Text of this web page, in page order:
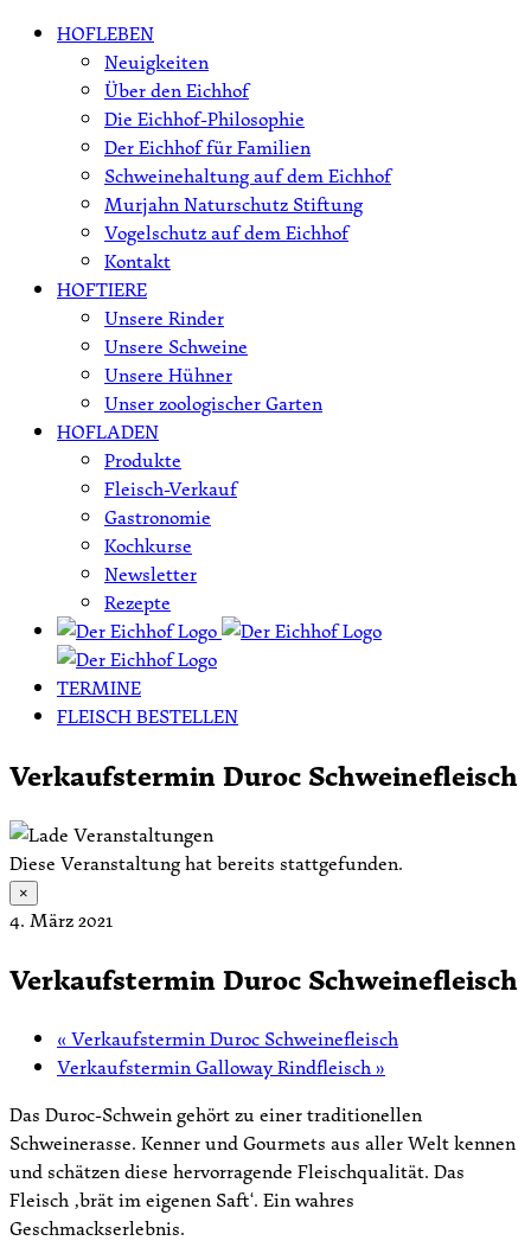
Skip HOFLEBEN
Neuigkeiten
Über den Eichhof
Die Eichhof-Philosophie
Der Eichhof für Familien
Schweinehaltung auf dem Eichhof
Murjahn Naturschutz Stiftung
Vogelschutz auf dem Eichhof
Kontakt
HOFTIERE
Unsere Rinder
Unsere Schweine
Unsere Hühner
Unser zoologischer Garten
HOFLADEN
Produkte
Fleisch-Verkauf
Gastronomie
Kochkurse
Newsletter
Rezepte
TERMINE
FLEISCH BESTELLEN
Verkaufstermin Duroc Schweinefleisch
Diese Veranstaltung hat bereits stattgefunden.
×
4. März 2021
Verkaufstermin Duroc Schweinefleisch
« Verkaufstermin Duroc Schweinefleisch
Verkaufstermin Galloway Rindfleisch»
Das Duroc-Schwein gehört zu einer traditionellen
Schweinerasse. Kenner und Gourmets aus aller Welt kennen
und schätzen diese hervorragende Fleischqualität. Das
Fleisch ‚brät im eigenen Saft‘. Ein wahres
Geschmackserlebnis.